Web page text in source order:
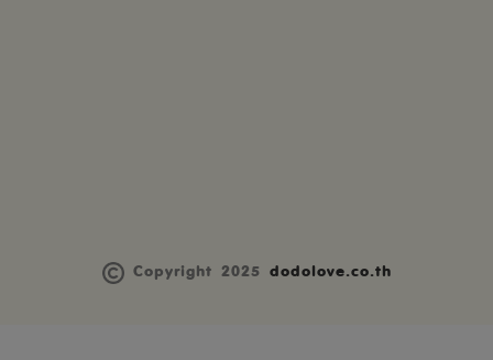
Copyright 2025 dodolove.co.th